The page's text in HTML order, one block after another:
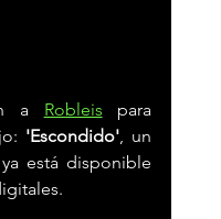
a Robleis para
'Escondido', un
está disponible